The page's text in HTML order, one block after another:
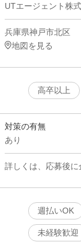
UTエージェント株
兵庫県神戸市北区
地図を見る
高卒以上
対策の有無
あり
詳しくは、応募後
週払いOK
未経験歓迎